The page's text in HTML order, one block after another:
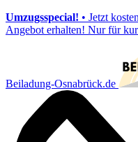
Umzugsspecial! • Jetzt
Angebot erhalten! Nur für
Beiladung-Osnabrück.de